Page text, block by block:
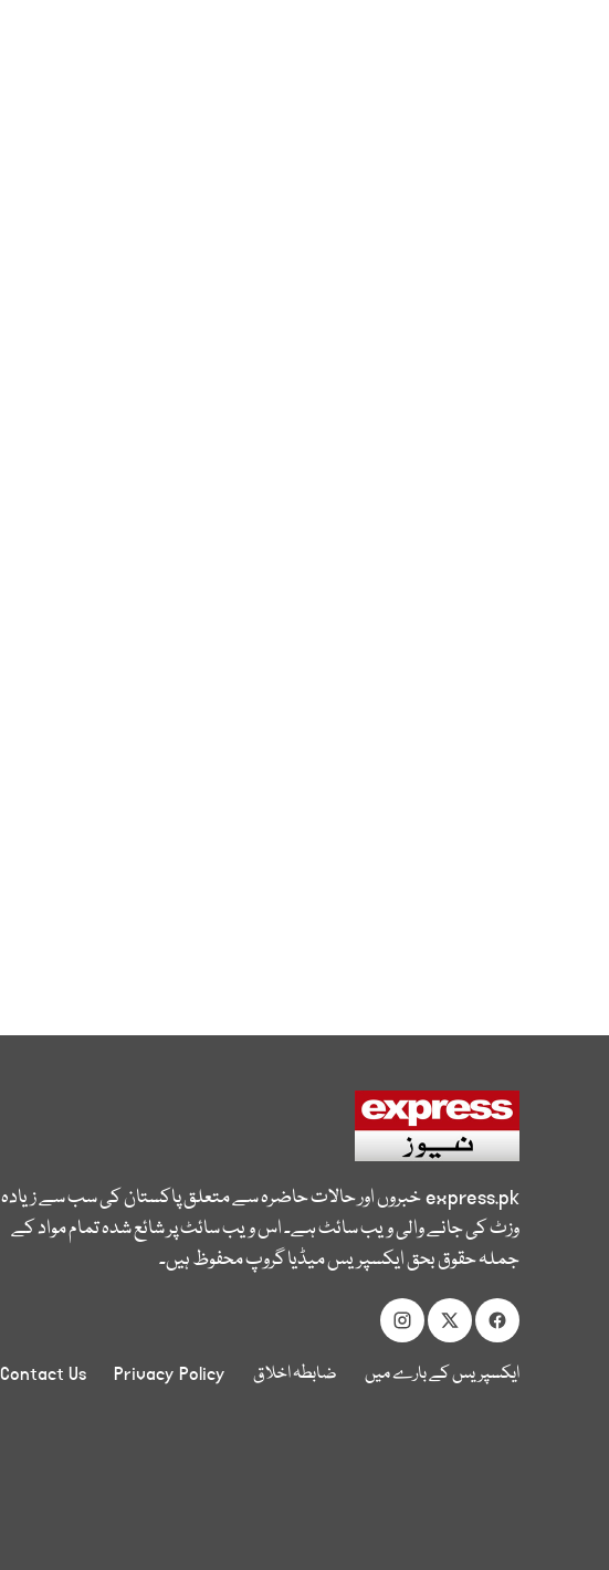
express.pkخبروں اور حالات حاضرہ سے متعلق پاکستان کی سب سے زیادہ
وزٹ کی جانے والی ویب سائٹ ہے۔ اس ویب سائٹ پر شائع شدہ تمام مواد کے
جملہ حقوق بحق ایکسپریس میڈیا گروپ محفوظ ہیں۔
ایکسپریس کے بارے میں ضابطہ اخلاق Privacy Policy
Contact Us